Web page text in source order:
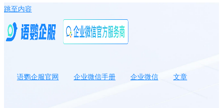
跳至内容
语鹦企服官网 企业微信手册 企业微信
文章